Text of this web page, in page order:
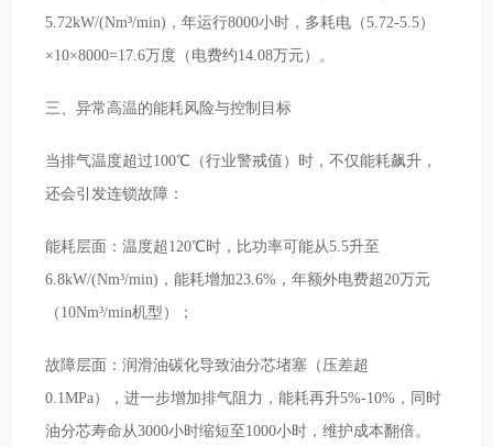
5.72kW/(Nm³/min)，年运行8000小时，多耗电（5.72-5.5）
×10×8000=17.6万度（电费约14.08万元）。
三、异常高温的能耗风险与控制目标
当排气温度超过100℃（行业警戒值）时，不仅能耗飙升，
还会引发连锁故障：
能耗层面：温度超120℃时，比功率可能从5.5升至
6.8kW/(Nm³/min)，能耗增加23.6%，年额外电费超20万元
（10Nm³/min机型）；
故障层面：润滑油碳化导致油分芯堵塞（压差超
0.1MPa），进一步增加排气阻力，能耗再升5%-10%，同时
油分芯寿命从3000小时缩短至1000小时，维护成本翻倍。